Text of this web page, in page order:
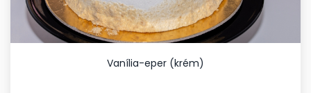
Vanília-eper (krém)